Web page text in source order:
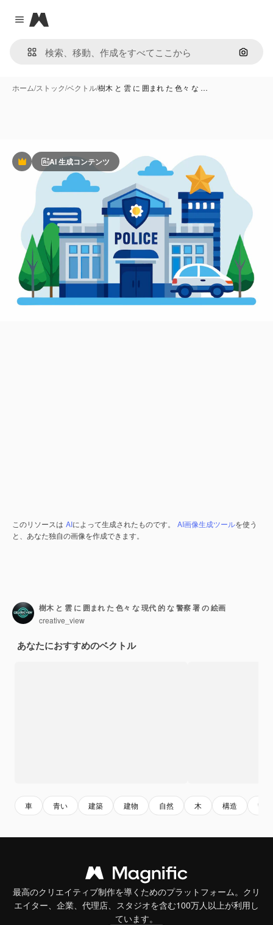
Close menu
Magnific
画像で
ホーム/ストック/ベクトル/樹木 と 雲 に 囲まれ た 色々 な …
PremiumAI 生成コンテンツ
このリソースは AIによって生成されたものです。 AI画像生成ツールを使う
と、あなた独自の画像を作成できます。
樹木 と 雲 に 囲まれ た 色々 な 現代 的 な 警察 署 の 絵画
creative_view
あなたにおすすめのベクトル
車 青い 建築 建物 自然 木 構造 警察
最高のクリエイティブ制作を導くためのプラットフォーム。クリ
エイター、企業、代理店、スタジオを含む100万人以上が利用し
ています。